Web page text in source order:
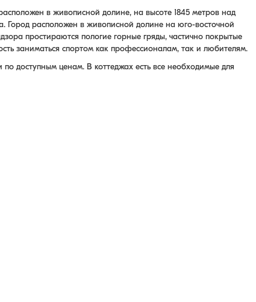
в живописной долине, на высоте 1845 метров над
Город расположен в живописной долине на юго-восточной
простираются пологие горные гряды, частично покрытые
заниматься спортом как профессионалам, так и любителям.
доступным ценам. В коттеджах есть все необходимые для